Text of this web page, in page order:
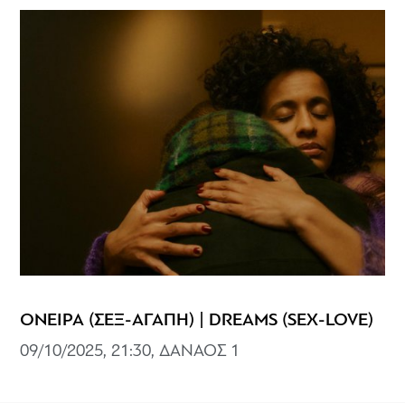
ΟΝΕΙΡΑ (ΣΕΞ-ΑΓΑΠΗ) | DREAMS (SEX-LOVE)
09/10/2025, 21:30, ΔΑΝΑΟΣ 1